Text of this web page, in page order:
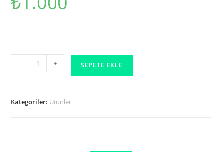
Sütunlu
- + SEPETE EKLE
Kategoriler: Ürünler